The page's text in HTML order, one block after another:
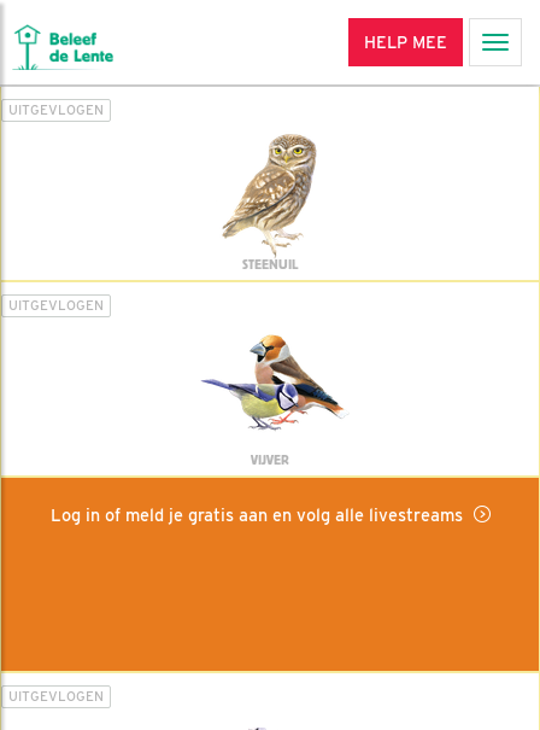
HELP MEE
UITGEVLOGEN
STEENUIL
UITGEVLOGEN
VIJVER
Log in of meld je gratis aan en volg alle livestreams
UITGEVLOGEN